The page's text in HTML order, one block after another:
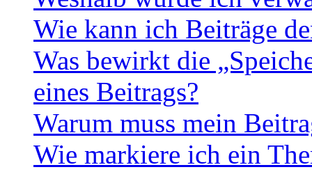
Wie kann ich Beiträge
Was bewirkt die
eines Beitrags?
Warum muss mein
Wie markiere ich ein